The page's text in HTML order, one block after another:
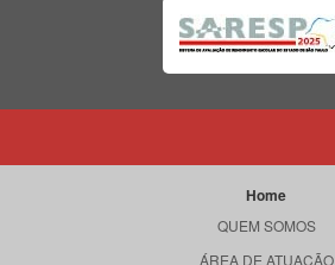
Home
QUEM SOMOS
ÁREA DE ATUAÇÃO